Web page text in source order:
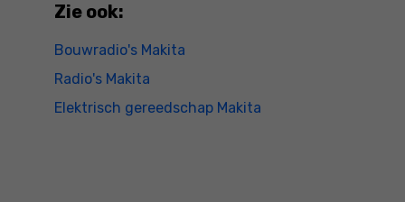
Zie ook:
Bouwradio's Makita
Radio's Makita
Elektrisch gereedschap Makita